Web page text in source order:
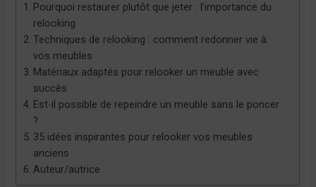
Pourquoi restaurer plutôt que jeter : l’importance du
relooking
Techniques de relooking : comment redonner vie à
vos meubles
Matériaux adaptés pour relooker un meuble avec
succès
Est-il possible de repeindre un meuble sans le poncer
?
35 idées inspirantes pour relooker vos meubles
anciens
Auteur/autrice